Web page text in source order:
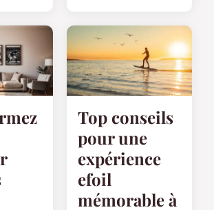
Top conseils
pour une
expérience
efoil
mémorable à